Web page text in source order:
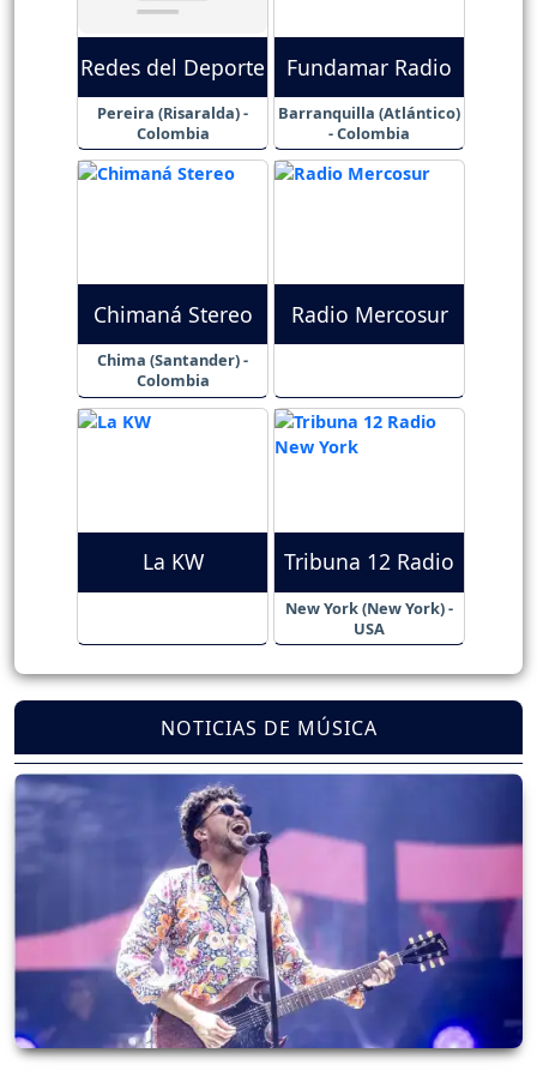
Redes del Deporte
Pereira (Risaralda) -
Colombia
Fundamar Radio
Barranquilla (Atlántico)
- Colombia
Chimaná Stereo
Chima (Santander) -
Colombia
Radio Mercosur
La KW Tribuna 12 Radio
New York (New York) -
USA
NOTICIAS DE MÚSICA